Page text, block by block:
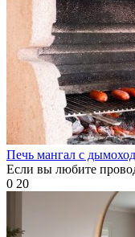
Печь мангал с
Если вы любите
0 20